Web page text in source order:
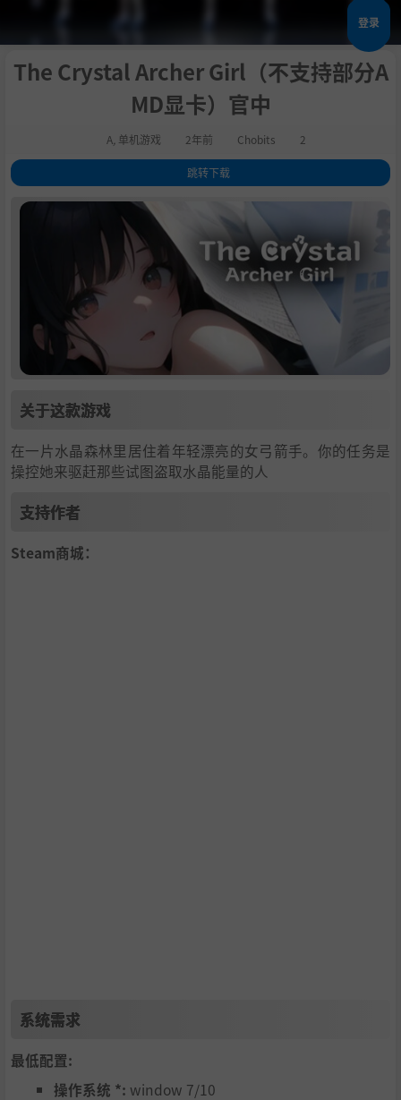
登录
The Crystal Archer Girl（不支持部分A
MD显卡）官中
A, 单机游戏 2年前 Chobits 2
跳转下载
系统需求
学习版下载
关于这款游戏
在一片水晶森林里居住着年轻漂亮的女弓箭手。你的任务是
操控她来驱赶那些试图盗取水晶能量的人
支持作者
Steam商城：
系统需求
最低配置:
操作系统 *: window 7/10